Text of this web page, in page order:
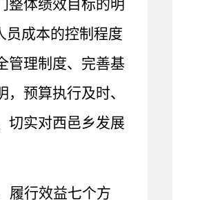
整体绩效目标的明
员成本的控制程度
管理制度、完善基
预算执行及时、
切实对西邑乡发展
履行效益七个方